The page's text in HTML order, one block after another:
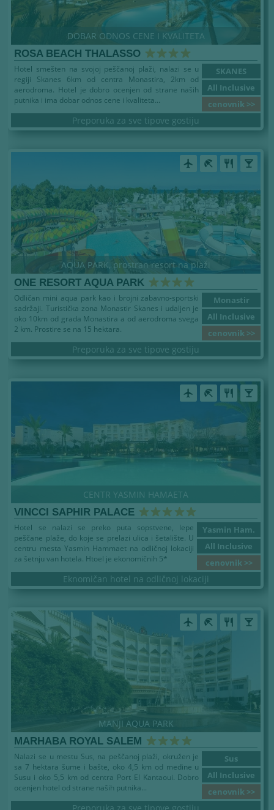
DOBAR ODNOS CENE I KVALITETA
ROSA BEACH THALASSO
SKANES
All Inclusive
cenovnik >>
Hotel smešten na svojoj peščanoj plaži, nalazi se u
regiji Skanes 6km od centra Monastira, 2km od
aerodroma. Hotel je dobro ocenjen od strane naših
putnika i ima dobar odnos cene i kvaliteta...
Preporuka za sve tipove gostiju
airplanemode_active beach_access restaurant local_bar
AQUA PARK, prostran resort na plaži
ONE RESORT AQUA PARK
Monastir
All Inclusive
cenovnik >>
Odličan mini aqua park kao i brojni zabavno-sportski
sadržaji. Turistička zona Monastir Skanes i udaljen je
oko 10km od grada Monastira a od aerodroma svega
2 km. Prostire se na 15 hektara.
Preporuka za sve tipove gostiju
airplanemode_active beach_access restaurant local_bar
CENTR YASMIN HAMAETA
VINCCI SAPHIR PALACE
Yasmin Ham.
All Inclusive
cenovnik >>
Hotel se nalazi se preko puta sopstvene, lepe
peščane plaže, do koje se prelazi ulica i šetalište. U
centru mesta Yasmin Hammaet na odličnoj lokaciji
za šetnju van hotela. Htoel je ekonomičnih 5*
Eknomičan hotel na odličnoj lokaciji
airplanemode_active beach_access restaurant local_bar
MANJI AQUA PARK
MARHABA ROYAL SALEM
Sus
All Inclusive
cenovnik >>
Nalazi se u mestu Sus, na peščanoj plaži, okružen je
sa 7 hektara šume i bašte, oko 4,5 km od medine u
Susu i oko 5,5 km od centra Port El Kantaoui. Dobro
ocenjen hotel od strane naših putnika...